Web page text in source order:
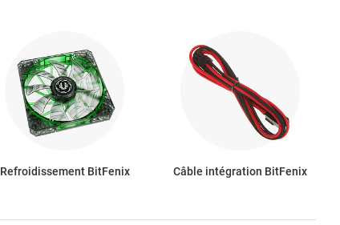
Refroidissement BitFenix Câble intégration BitFenix